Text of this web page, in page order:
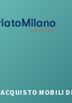
ACQUISTO MOBILI